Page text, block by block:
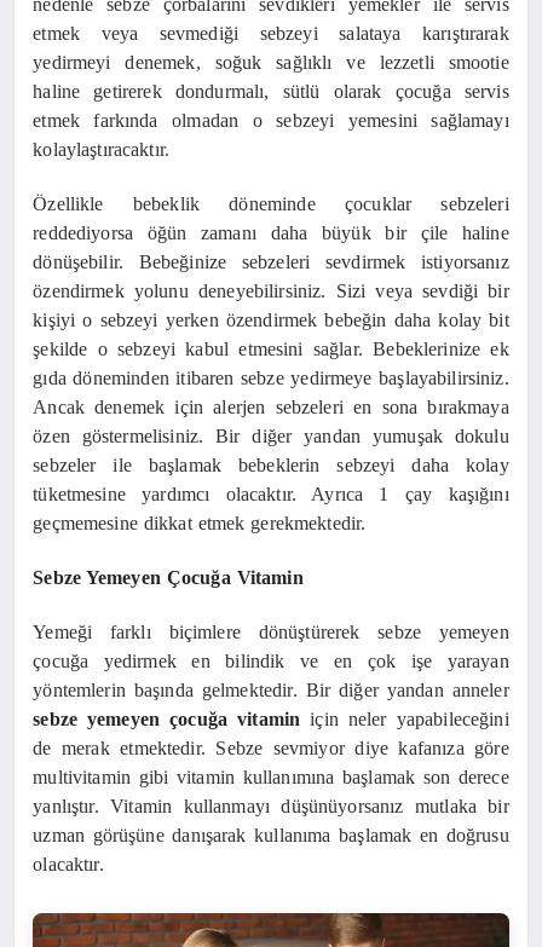
etmek veya sevmediği sebzeyi salataya karıştırarak
yedirmeyi denemek, soğuk sağlıklı ve lezzetli smootie
haline getirerek dondurmalı, sütlü olarak çocuğa servis
etmek farkında olmadan o sebzeyi yemesini sağlamayı
kolaylaştıracaktır.
Özellikle bebeklik döneminde çocuklar sebzeleri
reddediyorsa öğün zamanı daha büyük bir çile haline
dönüşebilir. Bebeğinize sebzeleri sevdirmek istiyorsanız
özendirmek yolunu deneyebilirsiniz. Sizi veya sevdiği bir
kişiyi o sebzeyi yerken özendirmek bebeğin daha kolay bit
şekilde o sebzeyi kabul etmesini sağlar. Bebeklerinize ek
gıda döneminden itibaren sebze yedirmeye başlayabilirsiniz.
Ancak denemek için alerjen sebzeleri en sona bırakmaya
özen göstermelisiniz. Bir diğer yandan yumuşak dokulu
sebzeler ile başlamak bebeklerin sebzeyi daha kolay
tüketmesine yardımcı olacaktır. Ayrıca 1 çay kaşığını
geçmemesine dikkat etmek gerekmektedir.
Sebze Yemeyen Çocuğa Vitamin
Yemeği farklı biçimlere dönüştürerek sebze yemeyen
çocuğa yedirmek en bilindik ve en çok işe yarayan
yöntemlerin başında gelmektedir. Bir diğer yandan anneler
sebze yemeyen çocuğa vitamin için neler yapabileceğini
de merak etmektedir. Sebze sevmiyor diye kafanıza göre
multivitamin gibi vitamin kullanımına başlamak son derece
yanlıştır. Vitamin kullanmayı düşünüyorsanız mutlaka bir
uzman görüşüne danışarak kullanıma başlamak en doğrusu
olacaktır.